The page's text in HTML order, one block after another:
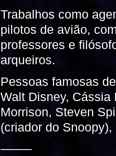
Trabalhos como
pilotos de avião,
professores e
arqueiros.
Pessoas famosas
Walt Disney,
Morrison, Steven
(criador do
——–